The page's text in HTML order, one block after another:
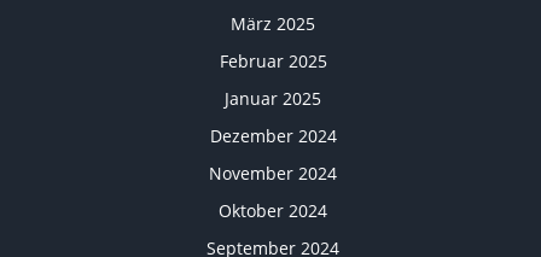
März 2025
Februar 2025
Januar 2025
Dezember 2024
November 2024
Oktober 2024
September 2024